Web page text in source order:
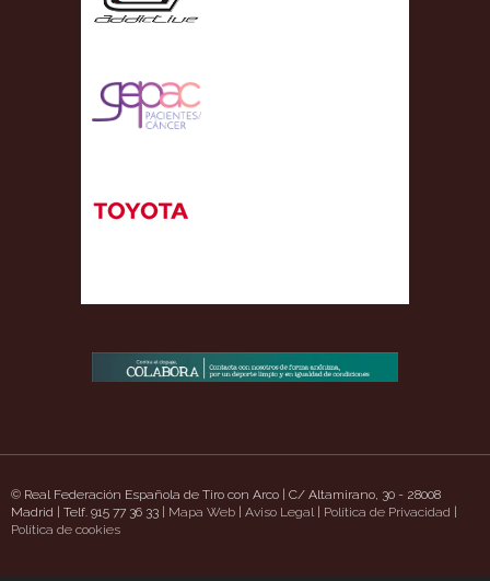
© Real Federación Española de Tiro con Arco | C/ Altamirano, 30 - 28008
Madrid | Telf. 915 77 36 33 | Mapa Web Aviso Legal| Política de Privacidad
Política de cookies